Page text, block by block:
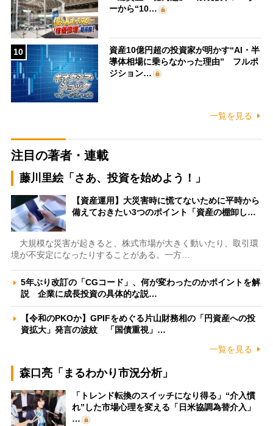
ーから“10…
10
資産10億円超の投資家が明かす“AI・半
導体相場に乗らなかった理由” フルポ
ジション…
一覧を見る
注目の著者・連載
藤川里絵「さあ、投資を始めよう！」
【資産運用】大災害時に慌てないために平時から
備えておきたい3つのポイント「資産の棚卸し…
大規模な災害が起きると、株式市場が大きく動いたり、取引環
境が不安定になったりすることがある。一方…
5年ぶり改訂の「CGコード」、何が変わったのかポイントを解
説 企業に成長投資の具体的な説…
【令和のPKOか】GPIFをめぐる片山財務相の「円資産への投
資拡大」発言の波紋 「国債重視」…
一覧を見る
森口亮「まるわかり市況分析」
「トレンド転換のスイッチになり得る」“介入慣
れ”した市場心理を変える「日米協調為替介入」
…